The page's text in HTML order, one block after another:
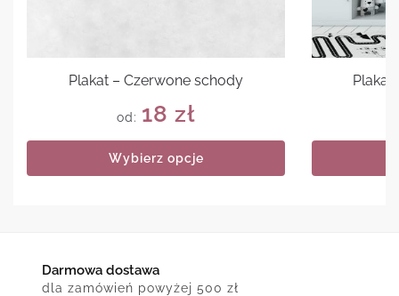
Plakat – Czerwone schody
od: 18 zł
Wybierz opcje
Plakat
Darmowa dostawa
dla zamówień powyżej 500 zł